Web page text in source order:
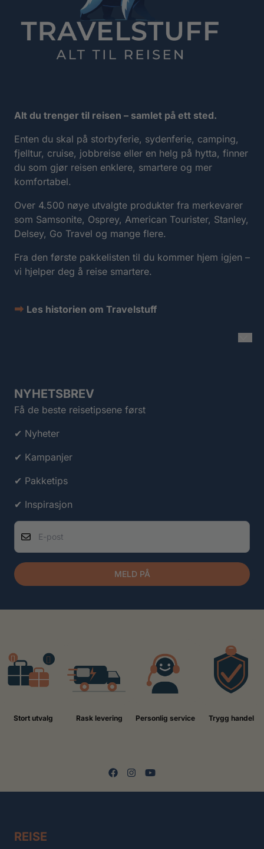
Alt du trenger til reisen – samlet på ett sted.
Enten du skal på storbyferie, sydenferie, camping,
fjelltur, cruise, jobbreise eller en helg på hytta, finner
du som gjør reisen enklere, smartere og mer
komfortabel.
Over 4.500 nøye utvalgte produkter fra merkevarer
som Samsonite, Osprey, American Tourister, Stanley,
Delsey, Go Travel og mange flere.
Fra den første pakkelisten til du kommer hjem igjen –
vi hjelper deg å reise smartere.
➡ Les historien om Travelstuff
NYHETSBREV
Få de beste reisetipsene først
✔ Nyheter
✔ Kampanjer
✔ Pakketips
✔ Inspirasjon
E-post
MELD PÅ
Stort utvalg Rask levering Personlig service Trygg handel
REISE